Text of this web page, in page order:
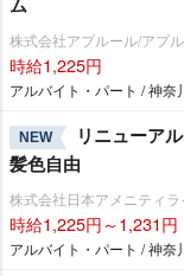
株式会社アプルール/アプ
時給1,225円
アルバイト・パート / 神奈
NEW
リニューア
髪色自由
株式会社日本アメニティラ
時給1,225円～1,231円
アルバイト・パート / 神奈